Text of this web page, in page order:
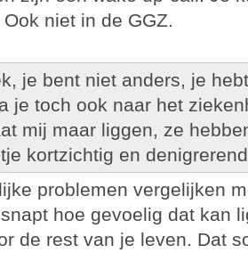
niet in de GGZ.
je bent niet anders, je
je toch ook naar het
mij maar liggen, ze
kortzichtig en
problemen vergelijken
hoe gevoelig dat kan
de rest van je leven. Dat